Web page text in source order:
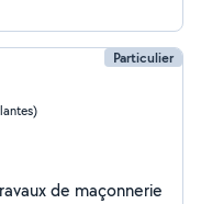
Particulier
de maçonnerie